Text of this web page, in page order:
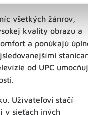
všetkých žánrov,
kvality obrazu a
a ponúkajú
od UPC
Užívateľovi stačí
v sieťach iných